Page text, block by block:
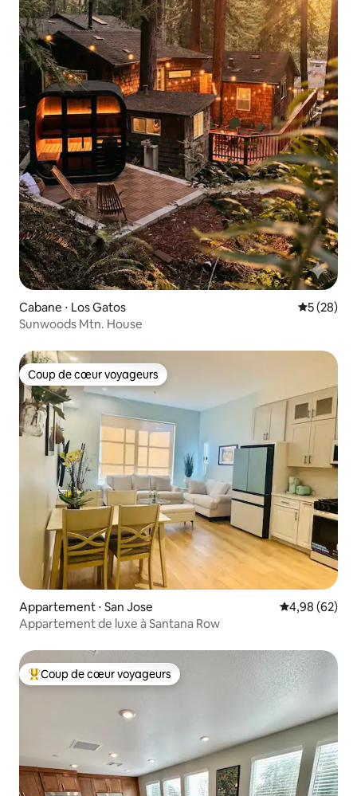
Cabane ⋅ Los Gatos
5 (28)
Sunwoods Mtn. House
Coup de cœur voyageurs
Coup de cœur voyageurs
Appartement ⋅ San Jose Évaluation
4,98 (62)
Appartement de luxe à Santana Row
Coups de cœur voyageurs les plus appréciés
Coup de cœur voyageurs